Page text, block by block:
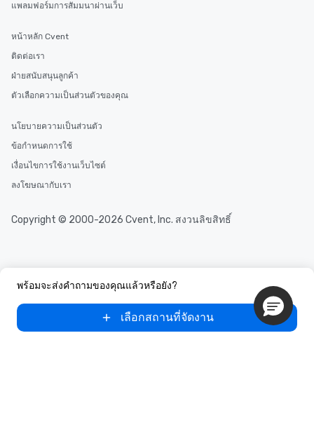
พร้อมจะส่งคำถามของคุณแล้วหรือยัง?
เลือกสถานที่จัดงาน
แพลมฟอร์มการสัมมนาผ่านเว็บ
หน้าหลัก Cvent
ติดต่อเรา
ฝ่ายสนับสนุนลูกค้า
ตัวเลือกความเป็นส่วนตัวของคุณ
นโยบายความเป็นส่วนตัว
ข้อกำหนดการใช้
เงื่อนไขการใช้งานเว็บไซต์
ลงโฆษณากับเรา
Copyright © 2000-2026 Cvent, Inc. สงวนลิขสิทธิ์